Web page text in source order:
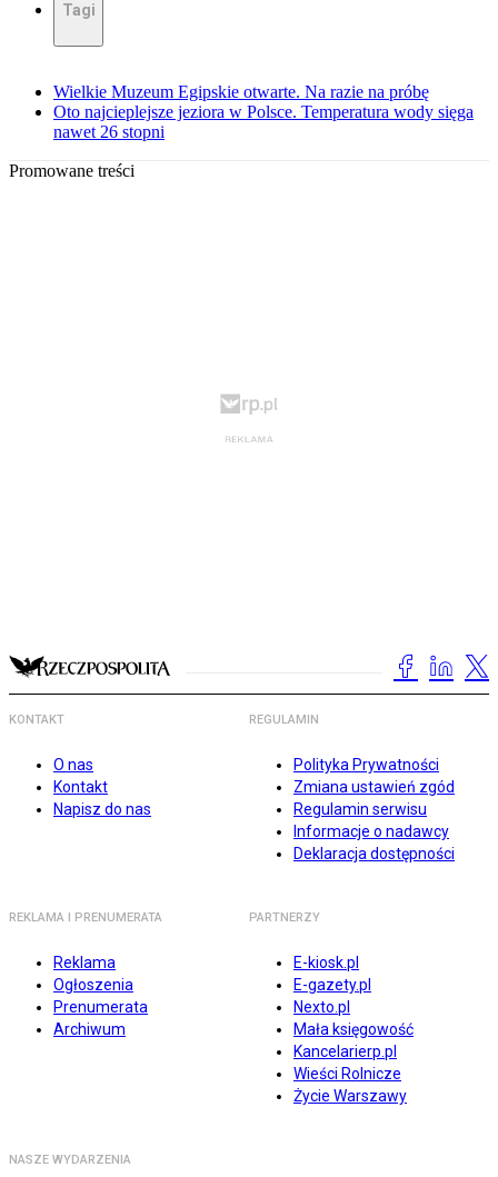
Tagi
Wielkie Muzeum Egipskie otwarte. Na razie na próbę
Oto najcieplejsze jeziora w Polsce. Temperatura wody sięga
nawet 26 stopni
Promowane treści
KONTAKT
O nas
Kontakt
Napisz do nas
REGULAMIN
Polityka Prywatności
Zmiana ustawień zgód
Regulamin serwisu
Informacje o nadawcy
Deklaracja dostępności
REKLAMA I PRENUMERATA
Reklama
Ogłoszenia
Prenumerata
Archiwum
PARTNERZY
E-kiosk.pl
E-gazety.pl
Nexto.pl
Mała księgowość
Kancelarierp.pl
Wieści Rolnicze
Życie Warszawy
NASZE WYDARZENIA